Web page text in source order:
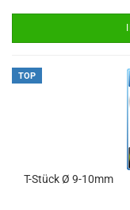
TOP
T-Stück Ø 9-10mm